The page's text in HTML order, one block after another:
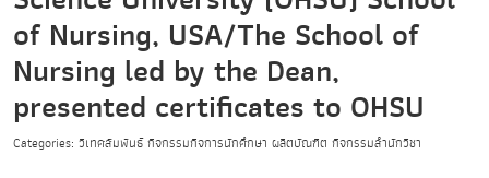
of Nursing, USA/The School of
Nursing led by the Dean,
presented certificates to OHSU
Categories: วิเทศสัมพันธ์ กิจกรรมกิจการนักศึกษา ผลิตบัณฑิต กิจกรรมสำนักวิชา